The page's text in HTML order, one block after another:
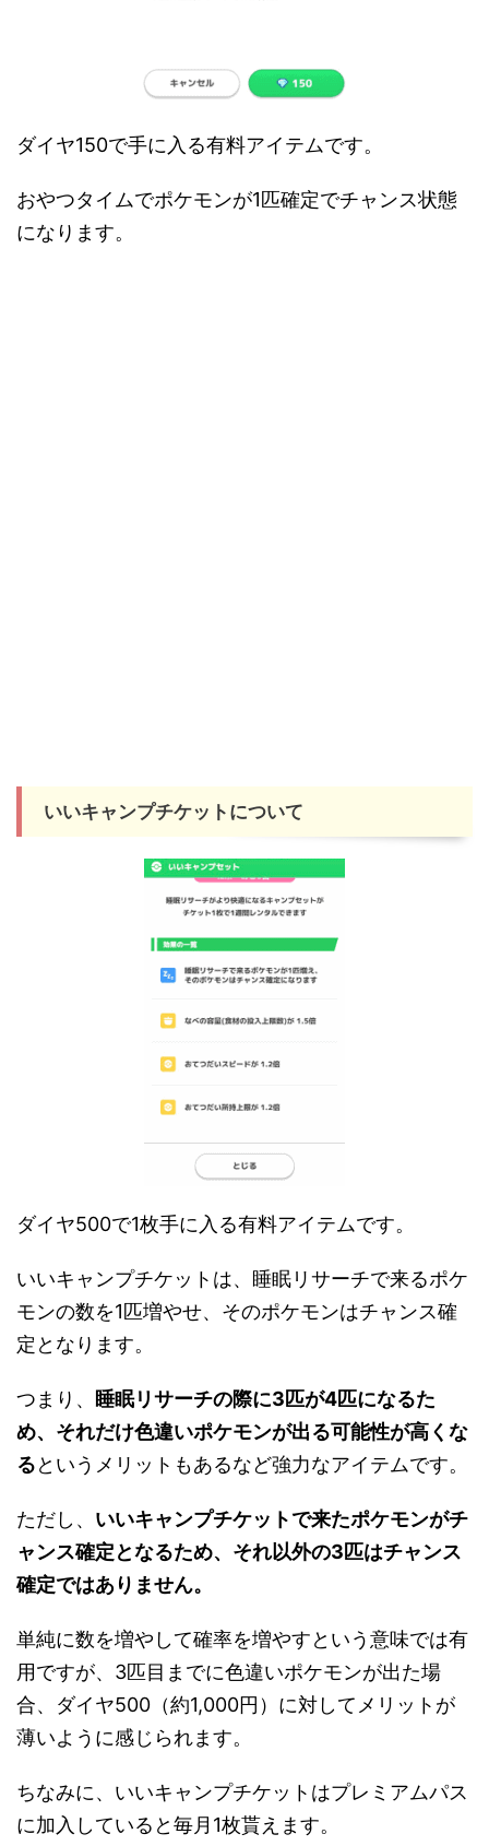
ダイヤ150で手に入る有料アイテムです。
おやつタイムでポケモンが1匹確定でチャンス状態
になります。
いいキャンプチケットについて
ダイヤ500で1枚手に入る有料アイテムです。
いいキャンプチケットは、睡眠リサーチで来るポケ
モンの数を1匹増やせ、そのポケモンはチャンス確
定となります。
つまり、 睡眠リサーチの際に3匹が4匹になるた
め、それだけ色違いポケモンが出る可能性が高くな
るというメリットもあるなど強力なアイテムです。
ただし、 いいキャンプチケットで来たポケモンがチ
ャンス確定となるため、それ以外の3匹はチャンス
確定ではありません。
単純に数を増やして確率を増やすという意味では有
用ですが、3匹目までに色違いポケモンが出た場
合、ダイヤ500（約1,000円）に対してメリットが
薄いように感じられます。
ちなみに、いいキャンプチケットはプレミアムパス
に加入していると毎月1枚貰えます。